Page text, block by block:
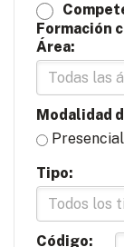
Formación
Área:
Modalidad
Presencial
Tipo:
Código: